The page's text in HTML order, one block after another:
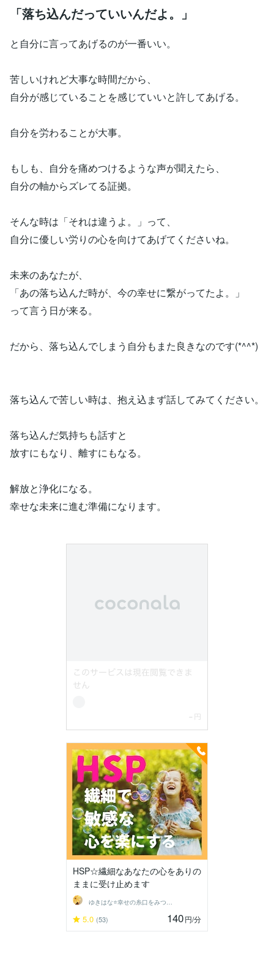
「落ち込んだっていいんだよ。」
と自分に言ってあげるのが一番いい。
苦しいけれど大事な時間だから、
自分が感じていることを感じていいと許してあげる。
自分を労わることが大事。
もしも、自分を痛めつけるような声が聞えたら、
自分の軸からズレてる証拠。
そんな時は「それは違うよ。」って、
自分に優しい労りの心を向けてあげてくださいね。
未来のあなたが、
「あの落ち込んだ時が、今の幸せに繋がってたよ。」
って言う日が来る。
だから、落ち込んでしまう自分もまた良きなのです(*^^*)
落ち込んで苦しい時は、抱え込まず話してみてください。
落ち込んだ気持ちも話すと
放すにもなり、離すにもなる。
解放と浄化になる。
幸せな未来に進む準備になります。
HSP☆繊細なあなたの心をありの
ままに受け止めます
ゆきはな⭐幸せの糸口をみつける占い師
5.0 (53) 140円/分